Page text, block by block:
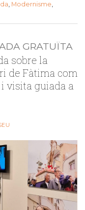
, Modernisme,
GRATUÏTA
sobre la
de Fàtima com
visita guiada a